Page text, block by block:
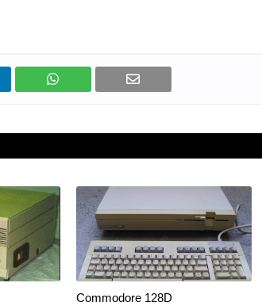
Commodore 128D